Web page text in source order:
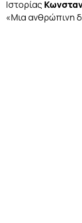
Ιστορίας
«Μια ανθρώπινη